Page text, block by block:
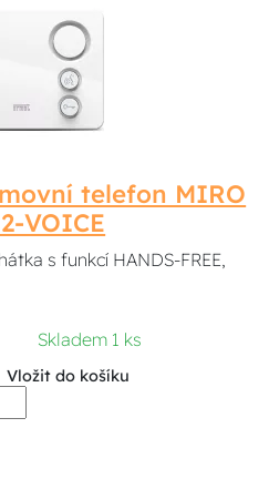
telefon MIRO
VOICE
s funkcí HANDS-FREE,
Skladem 1 ks
Vložit do košíku